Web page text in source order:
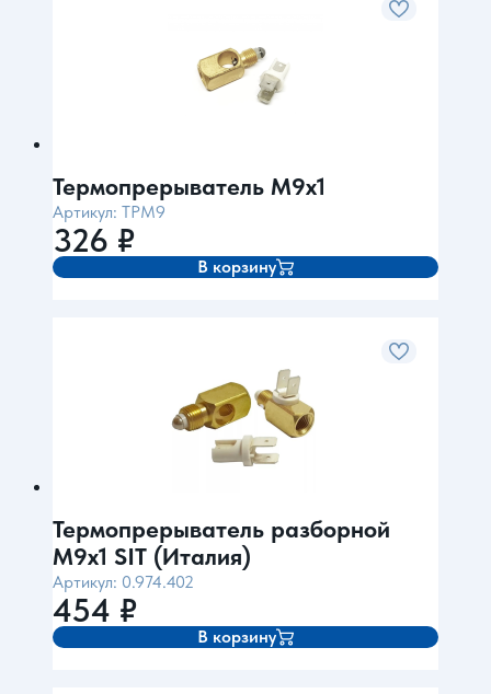
Термопрерыватель М9х1
Артикул: TPM9
326 ₽
В корзину
Термопрерыватель разборной
М9х1 SIT (Италия)
Артикул: 0.974.402
454 ₽
В корзину